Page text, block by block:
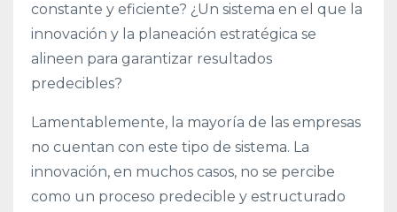
constante y eficiente? ¿Un sistema en el que la
innovación y la planeación estratégica se
alineen para garantizar resultados
predecibles?
Lamentablemente, la mayoría de las empresas
no cuentan con este tipo de sistema. La
innovación, en muchos casos, no se percibe
como un proceso predecible y estructurado